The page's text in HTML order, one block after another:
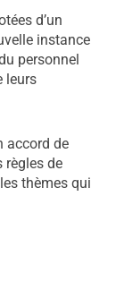
d’un
instance
personnel
leurs
accord de
règles de
thèmes qui